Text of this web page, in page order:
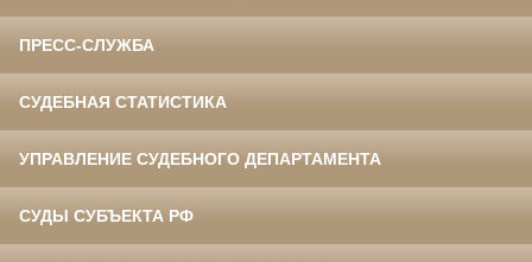
ПРЕСС-СЛУЖБА
СУДЕБНАЯ СТАТИСТИКА
УПРАВЛЕНИЕ СУДЕБНОГО ДЕПАРТАМЕНТА
СУДЫ СУБЪЕКТА РФ